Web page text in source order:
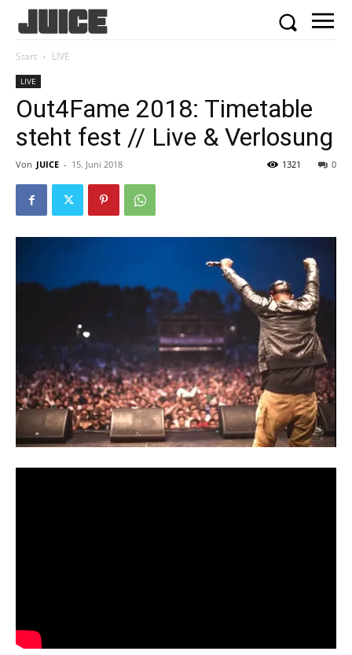
Start LIVE
LIVE
Out4Fame 2018: Timetable
steht fest // Live & Verlosung
Von JUICE - 15. Juni 2018 0
1321